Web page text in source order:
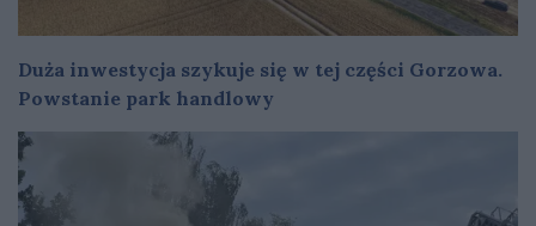
Duża inwestycja szykuje się w tej części Gorzowa.
Powstanie park handlowy